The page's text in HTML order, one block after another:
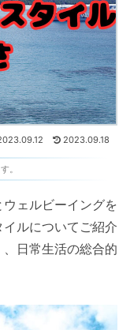
2023.09.18
。
ェルビーイングを
ルについてご紹介
日常生活の総合的